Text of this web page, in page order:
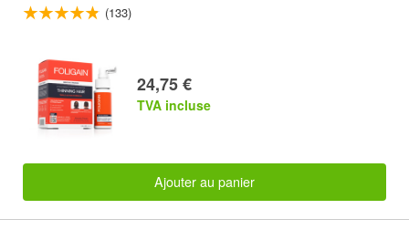
(133)
24,75 €
TVA incluse
Ajouter au panier